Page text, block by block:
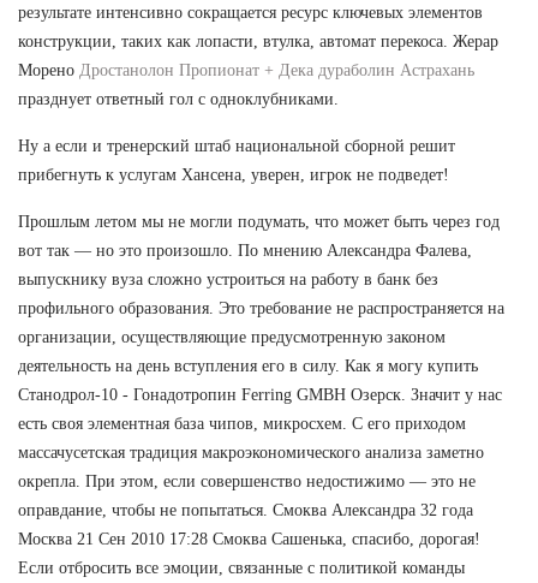
результате интенсивно сокращается ресурс ключевых элементов
конструкции, таких как лопасти, втулка, автомат перекоса. Жерар
Морено Дростанолон Пропионат + Дека дураболин Астрахань
празднует ответный гол с одноклубниками.
Ну а если и тренерский штаб национальной сборной решит
прибегнуть к услугам Хансена, уверен, игрок не подведет!
Прошлым летом мы не могли подумать, что может быть через год
вот так — но это произошло. По мнению Александра Фалева,
выпускнику вуза сложно устроиться на работу в банк без
профильного образования. Это требование не распространяется на
организации, осуществляющие предусмотренную законом
деятельность на день вступления его в силу. Как я могу купить
Станодрол-10 - Гонадотропин Ferring GMBH Озерск. Значит у нас
есть своя элементная база чипов, микросхем. С его приходом
массачусетская традиция макроэкономического анализа заметно
окрепла. При этом, если совершенство недостижимо — это не
оправдание, чтобы не попытаться. Смоква Александра 32 года
Москва 21 Сен 2010 17:28 Смоква Сашенька, спасибо, дорогая!
Если отбросить все эмоции, связанные с политикой команды